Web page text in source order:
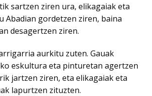
sartzen ziren ura, elikagaiak eta
Abadian gordetzen ziren, baina
desagertzen ziren.
aurkitu zuten. Gauak
eskultura eta pinturetan agertzen
jartzen ziren, eta elikagaiak eta
lapurtzen zituzten.